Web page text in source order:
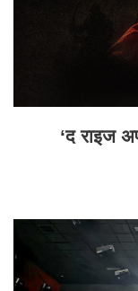
‘द राइज